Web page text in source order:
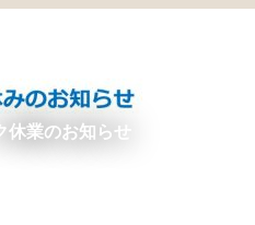
休業のお知らせ